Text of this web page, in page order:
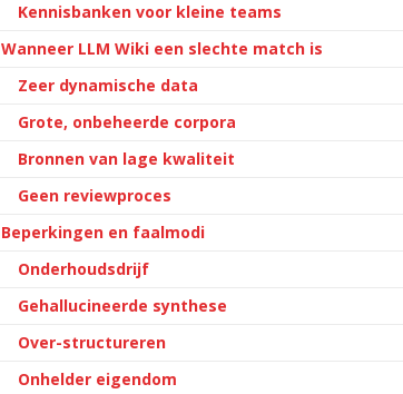
Kennisbanken voor kleine teams
Wanneer LLM Wiki een slechte match is
Zeer dynamische data
Grote, onbeheerde corpora
Bronnen van lage kwaliteit
Geen reviewproces
Beperkingen en faalmodi
Onderhoudsdrijf
Gehallucineerde synthese
Over-structureren
Onhelder eigendom